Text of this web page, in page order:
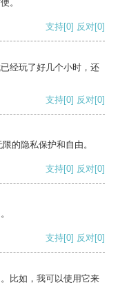
。
支持[0] 反对[0]
经玩了好几个小时，还
支持[0] 反对[0]
的隐私保护和自由。
支持[0] 反对[0]
支持[0] 反对[0]
比如，我可以使用它来